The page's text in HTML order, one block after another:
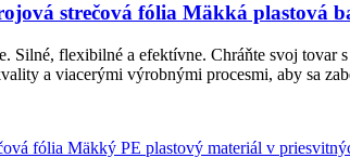
strečová fólia Mäkká plastová
Silné, flexibilné a efektívne. Chráňte svoj
a viacerými výrobnými procesmi, aby sa